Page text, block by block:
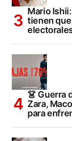
Mario
tienen
👗 Guerra
Zara,
para